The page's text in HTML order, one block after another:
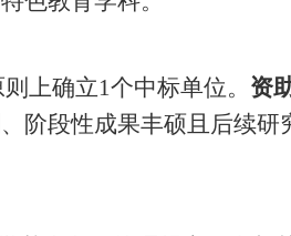
上确立1个中标单位。 资
阶段性成果丰硕且后续研